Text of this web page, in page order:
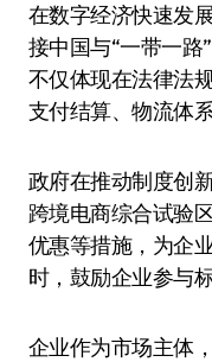
在数字经济快速发
接中国与“一带一
不仅体现在法律法
支付结算、物流体
政府在推动制度创
跨境电商综合试验
优惠等措施，为企
时，鼓励企业参与
企业作为市场主体